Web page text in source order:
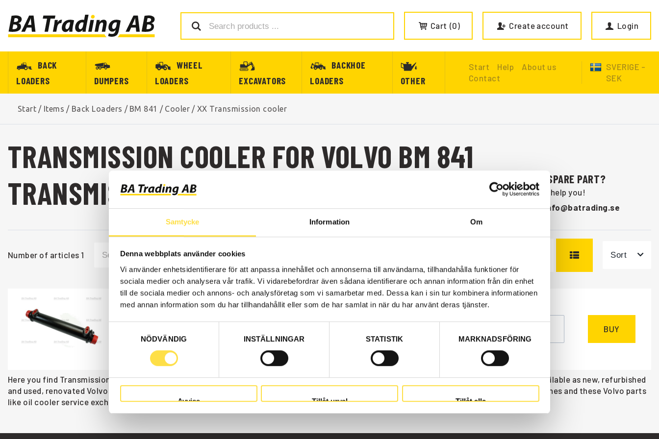
Samtycke Information Om
Denna webbplats använder cookies
Vi använder enhetsidentifierare för att anpassa innehållet och annonserna till användarna, tillhandahålla funktioner för
sociala medier och analysera vår trafik. Vi vidarebefordrar även sådana identifierare och annan information från din enhet
till de sociala medier och annons- och analysföretag som vi samarbetar med. Dessa kan i sin tur kombinera informationen
med annan information som du har tillhandahållit eller som de har samlat in när du har använt deras tjänster.
NÖDVÄNDIG
INSTÄLLNINGAR STATISTIK MARKNADSFÖRING
Avvisa Tillåt urval Tillåt alla
Cart 0 Create account Login
BACK
LOADERS
DUMPERS
WHEEL
LOADERS
EXCAVATORS
BACKHOE
LOADERS
OTHER
Start Help
About us
Contact
SVERIGE -
SEK
Start / Items / Back Loaders / BM 841 / Cooler / XX Transmission cooler
TRANSMISSION COOLER FOR VOLVO BM 841
TRANSMISSION COOLER FOR BM 841
ARE YOU MISSING A SPARE PART?
Contact us and we will help you!
+46 (0) 152-32500
info@batrading.se
Number of articles 1 Sort
OIL COOLER SERVICE EXCHANGE
TK125B
Item no. 738600B
Transmission
Åtgår
Price, VAT excl.
BUY
Here you find Transmission cooler to BM 841 back loaders as Volvo parts at BA Trading. Our Transmission cooler for back loaders BM 841 are available as new, refurbished
and used, renovated Volvo parts both as original and non-original. We have Volvo parts to transmission cooler for all Volvo construction machines and these Volvo parts
like oil cooler service exchange (738600B, TK125B, 4747632, 738600) etc for transmission cooler that is suitable for Volvo back loaders BM 841.